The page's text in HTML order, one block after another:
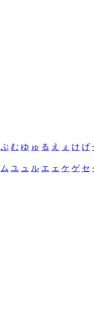
ぷ む ゆ ゅ る え ぇ け げ
ム ユ ュ ル エ ェ ケ ゲ セ